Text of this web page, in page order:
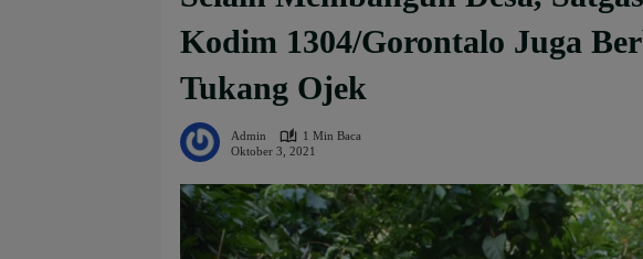
Kodim 1304/Gorontalo Juga
Tukang Ojek
Admin
1 Min Baca
Oktober 3, 2021